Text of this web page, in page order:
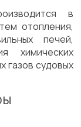
в
отопления,
печей,
химических
газов судовых